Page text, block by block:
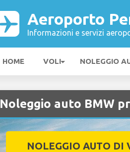
Aeroporto
Informazioni e servizi
HOME VOLI NOLEGGIO
Noleggio auto BMW
NOLEGGIO AUTO DI